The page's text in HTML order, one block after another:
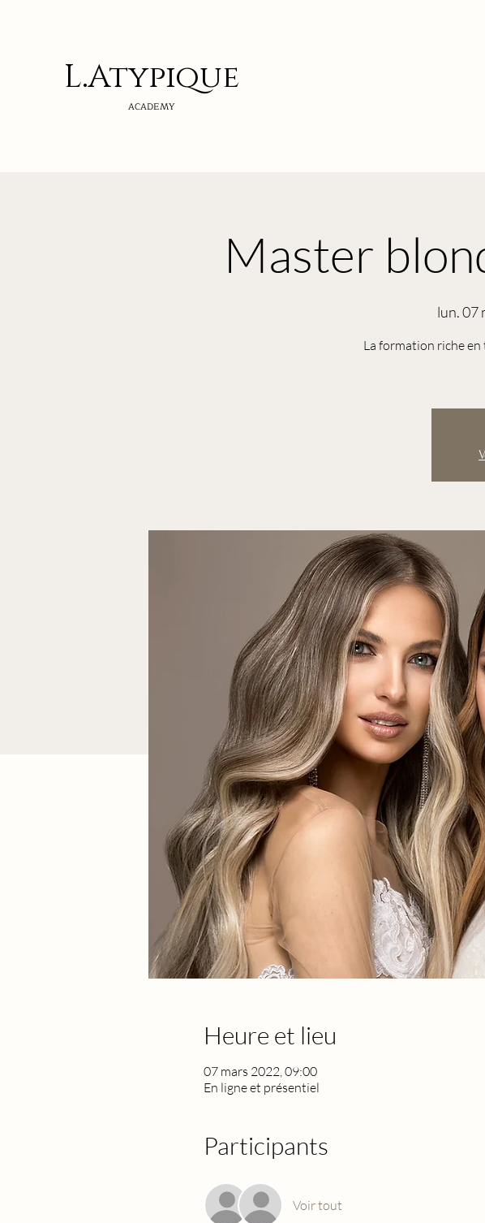
L.Atypique
ACADEMY
Master
lun. 07
La formation riche
Heure et lieu
07 mars 2022, 09:00
En ligne et présentiel
Participants
Voir tout